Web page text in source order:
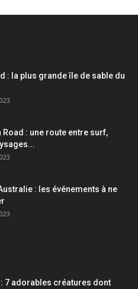
: la plus grande île de sable du
Road : une route entre surf,
: les événements à ne
7 adorables créatures dont